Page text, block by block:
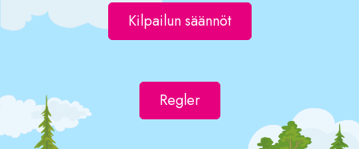
Kilpailun säännöt
Regler